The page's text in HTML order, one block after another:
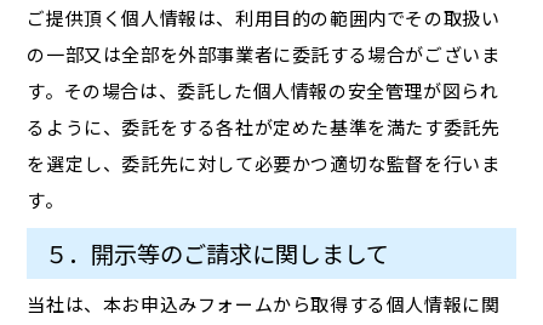
ご提供頂く個人情報は、利用目的の範囲内でその取扱い
の一部又は全部を外部事業者に委託する場合がございま
す。その場合は、委託した個人情報の安全管理が図られ
るように、委託をする各社が定めた基準を満たす委託先
を選定し、委託先に対して必要かつ適切な監督を行いま
す。
５．開示等のご請求に関しまして
当社は、本お申込みフォームから取得する個人情報に関